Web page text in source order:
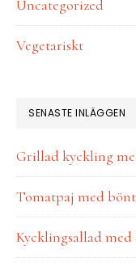
Uncategorized
Vegetariskt
SENASTE INLÄGGEN
Grillad kyckling
Tomatpaj med
Kycklingsallad med